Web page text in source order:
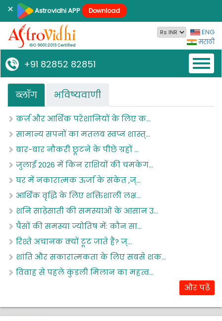
× Astrovidhi APP Download
ENG
मराठी
+91 82852 82851
ब्‍लॉग भविष्यवाणी
कर्ज़ और आर्थिक परेशानियों के लिए क...
सामान्य सपनों का मतलब स्वप्न शास्त्...
बार-बार नौकरी छूटने के पीछे ग्रहों ...
जुलाई 2026 में किन राशियों की चमकेग...
घर में नकारात्मक ऊर्जा के संकेत ,ज्...
आर्थिक वृद्धि के लिए शक्तिशाली लक्ष...
शनि साढ़ेसाती की समस्याओं के आसान उ...
पैसों की समस्या ज्योतिष में: कौन सा...
रिश्ते अचानक क्यों टूट जाते हैं? ज्...
शांति और सकारात्मकता के लिए सबसे शक...
विवाह से पहले कुंडली मिलान का महत्व...
और पढ़ें